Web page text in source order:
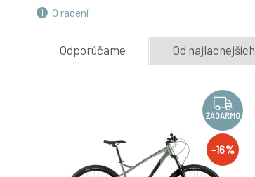
O radení
Odporúčame Od najlacnejších
ZADARMO
-16%